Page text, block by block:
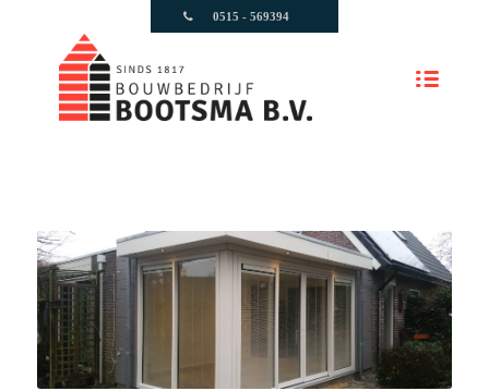
0515 - 569394